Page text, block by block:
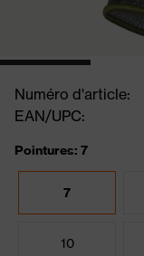
Numéro d'article:
EAN/UPC:
Pointures: 7
7
10